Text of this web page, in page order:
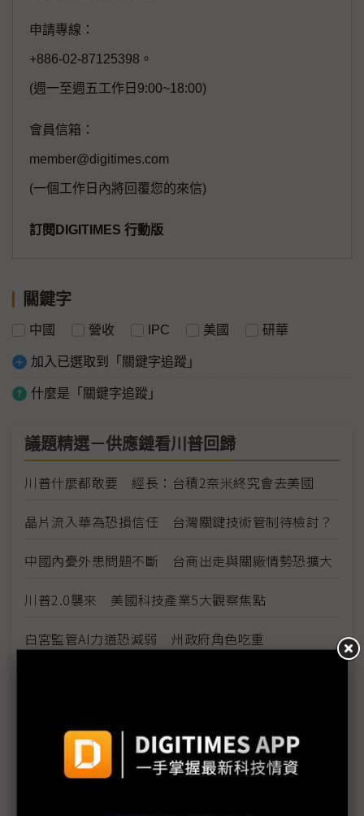
申請專線：
+886-02-87125398。
(週一至週五工作日9:00~18:00)
會員信箱：
member@digitimes.com
(一個工作日內將回覆您的來信)
訂閱DIGITIMES 行動版
關鍵字
中國 營收 IPC 美國 研華
加入已選取到「關鍵字追蹤」
什麼是「關鍵字追蹤」
議題精選－供應鏈看川普回歸
川普什麼都敢要 經長：台積2奈米終究會去美國
晶片流入華為恐損信任 台灣關鍵技術管制待檢討？
中國內憂外患問題不斷 台商出走與關廠情勢恐擴大
川普2.0襲來 美國科技產業5大觀察焦點
白宮監管AI力道恐減弱 州政府角色吃重
美經貿政策若轉向 將加劇全球經濟零碎化
川普勝選衝擊AI產業？伺服器供應鏈研擬備案